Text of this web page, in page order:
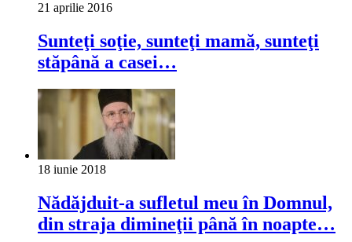
21 aprilie 2016
Sunteţi soţie, sunteţi mamă, sunteţi
stăpână a casei…
18 iunie 2018
Nădăjduit-a sufletul meu în Domnul,
din straja dimineţii până în noapte…